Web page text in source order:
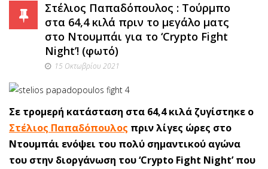
Στέλιος Παπαδόπουλος : Τούρμπο
στα 64,4 κιλά πριν το μεγάλο ματς
στο Ντουμπάι για το ‘Crypto Fight
Night’! (φωτό)
15 Οκτωβρίου 2021
Σε τρομερή κατάσταση στα 64,4 κιλά ζυγίστηκε ο
Στέλιος Παπαδόπουλος πριν λίγες ώρες στο
Ντουμπάι ενόψει του πολύ σημαντικού αγώνα
του στην διοργάνωση του ‘Crypto Fight Night’ που